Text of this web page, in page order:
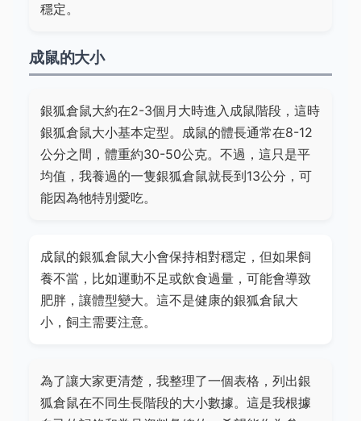
穩定。
成鼠的大小
銀狐倉鼠大約在2-3個月大時進入成鼠階段，這時
銀狐倉鼠大小基本定型。成鼠的體長通常在8-12
公分之間，體重約30-50公克。不過，這只是平
均值，我養過的一隻銀狐倉鼠就長到13公分，可
能因為牠特別愛吃。
成鼠的銀狐倉鼠大小會保持相對穩定，但如果飼
養不當，比如運動不足或飲食過量，可能會導致
肥胖，讓體型變大。這不是健康的銀狐倉鼠大
小，飼主需要注意。
為了讓大家更清楚，我整理了一個表格，列出銀
狐倉鼠在不同生長階段的大小數據。這是我根據